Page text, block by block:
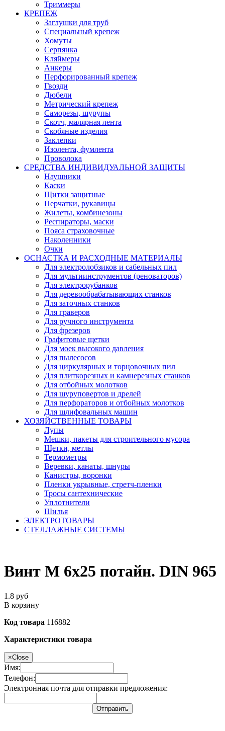
Триммеры
КРЕПЕЖ
Заглушки для труб
Специальный крепеж
Хомуты
Серпянка
Кляймеры
Анкеры
Перфорированный крепеж
Гвозди
Дюбели
Метрический крепеж
Саморезы, шурупы
Скотч, малярная лента
Скобяные изделия
Заклепки
Изолента, фумлента
Проволока
СРЕДСТВА ИНДИВИДУАЛЬНОЙ ЗАЩИТЫ
Наушники
Каски
Щитки защитные
Перчатки, рукавицы
Жилеты, комбинезоны
Респираторы, маски
Пояса страховочные
Наколенники
Очки
ОСНАСТКА И РАСХОДНЫЕ МАТЕРИАЛЫ
Для электролобзиков и сабельных пил
Для мультиинструментов (реноваторов)
Для электрорубанков
Для деревообрабатывающих станков
Для заточных станков
Для граверов
Для ручного инструмента
Для фрезеров
Графитовые щетки
Для моек высокого давления
Для пылесосов
Для циркулярных и торцовочных пил
Для плиткорезных и камнерезных станков
Для отбойных молотков
Для шуруповертов и дрелей
Для перфораторов и отбойных молотков
Для шлифовальных машин
ХОЗЯЙСТВЕННЫЕ ТОВАРЫ
Лупы
Мешки, пакеты для строительного мусора
Щетки, метлы
Термометры
Веревки, канаты, шнуры
Канистры, воронки
Пленки укрывные, стретч-пленки
Тросы сантехнические
Уплотнители
Шилья
ЭЛЕКТРОТОВАРЫ
СТЕЛЛАЖНЫЕ СИСТЕМЫ
Винт М 6х25 потайн. DIN 965
1.8 руб
В корзину
Код товара 116882
Характеристики товара
×Close
Имя:
Телефон:
Электронная почта для отправки предложения:
Отправить